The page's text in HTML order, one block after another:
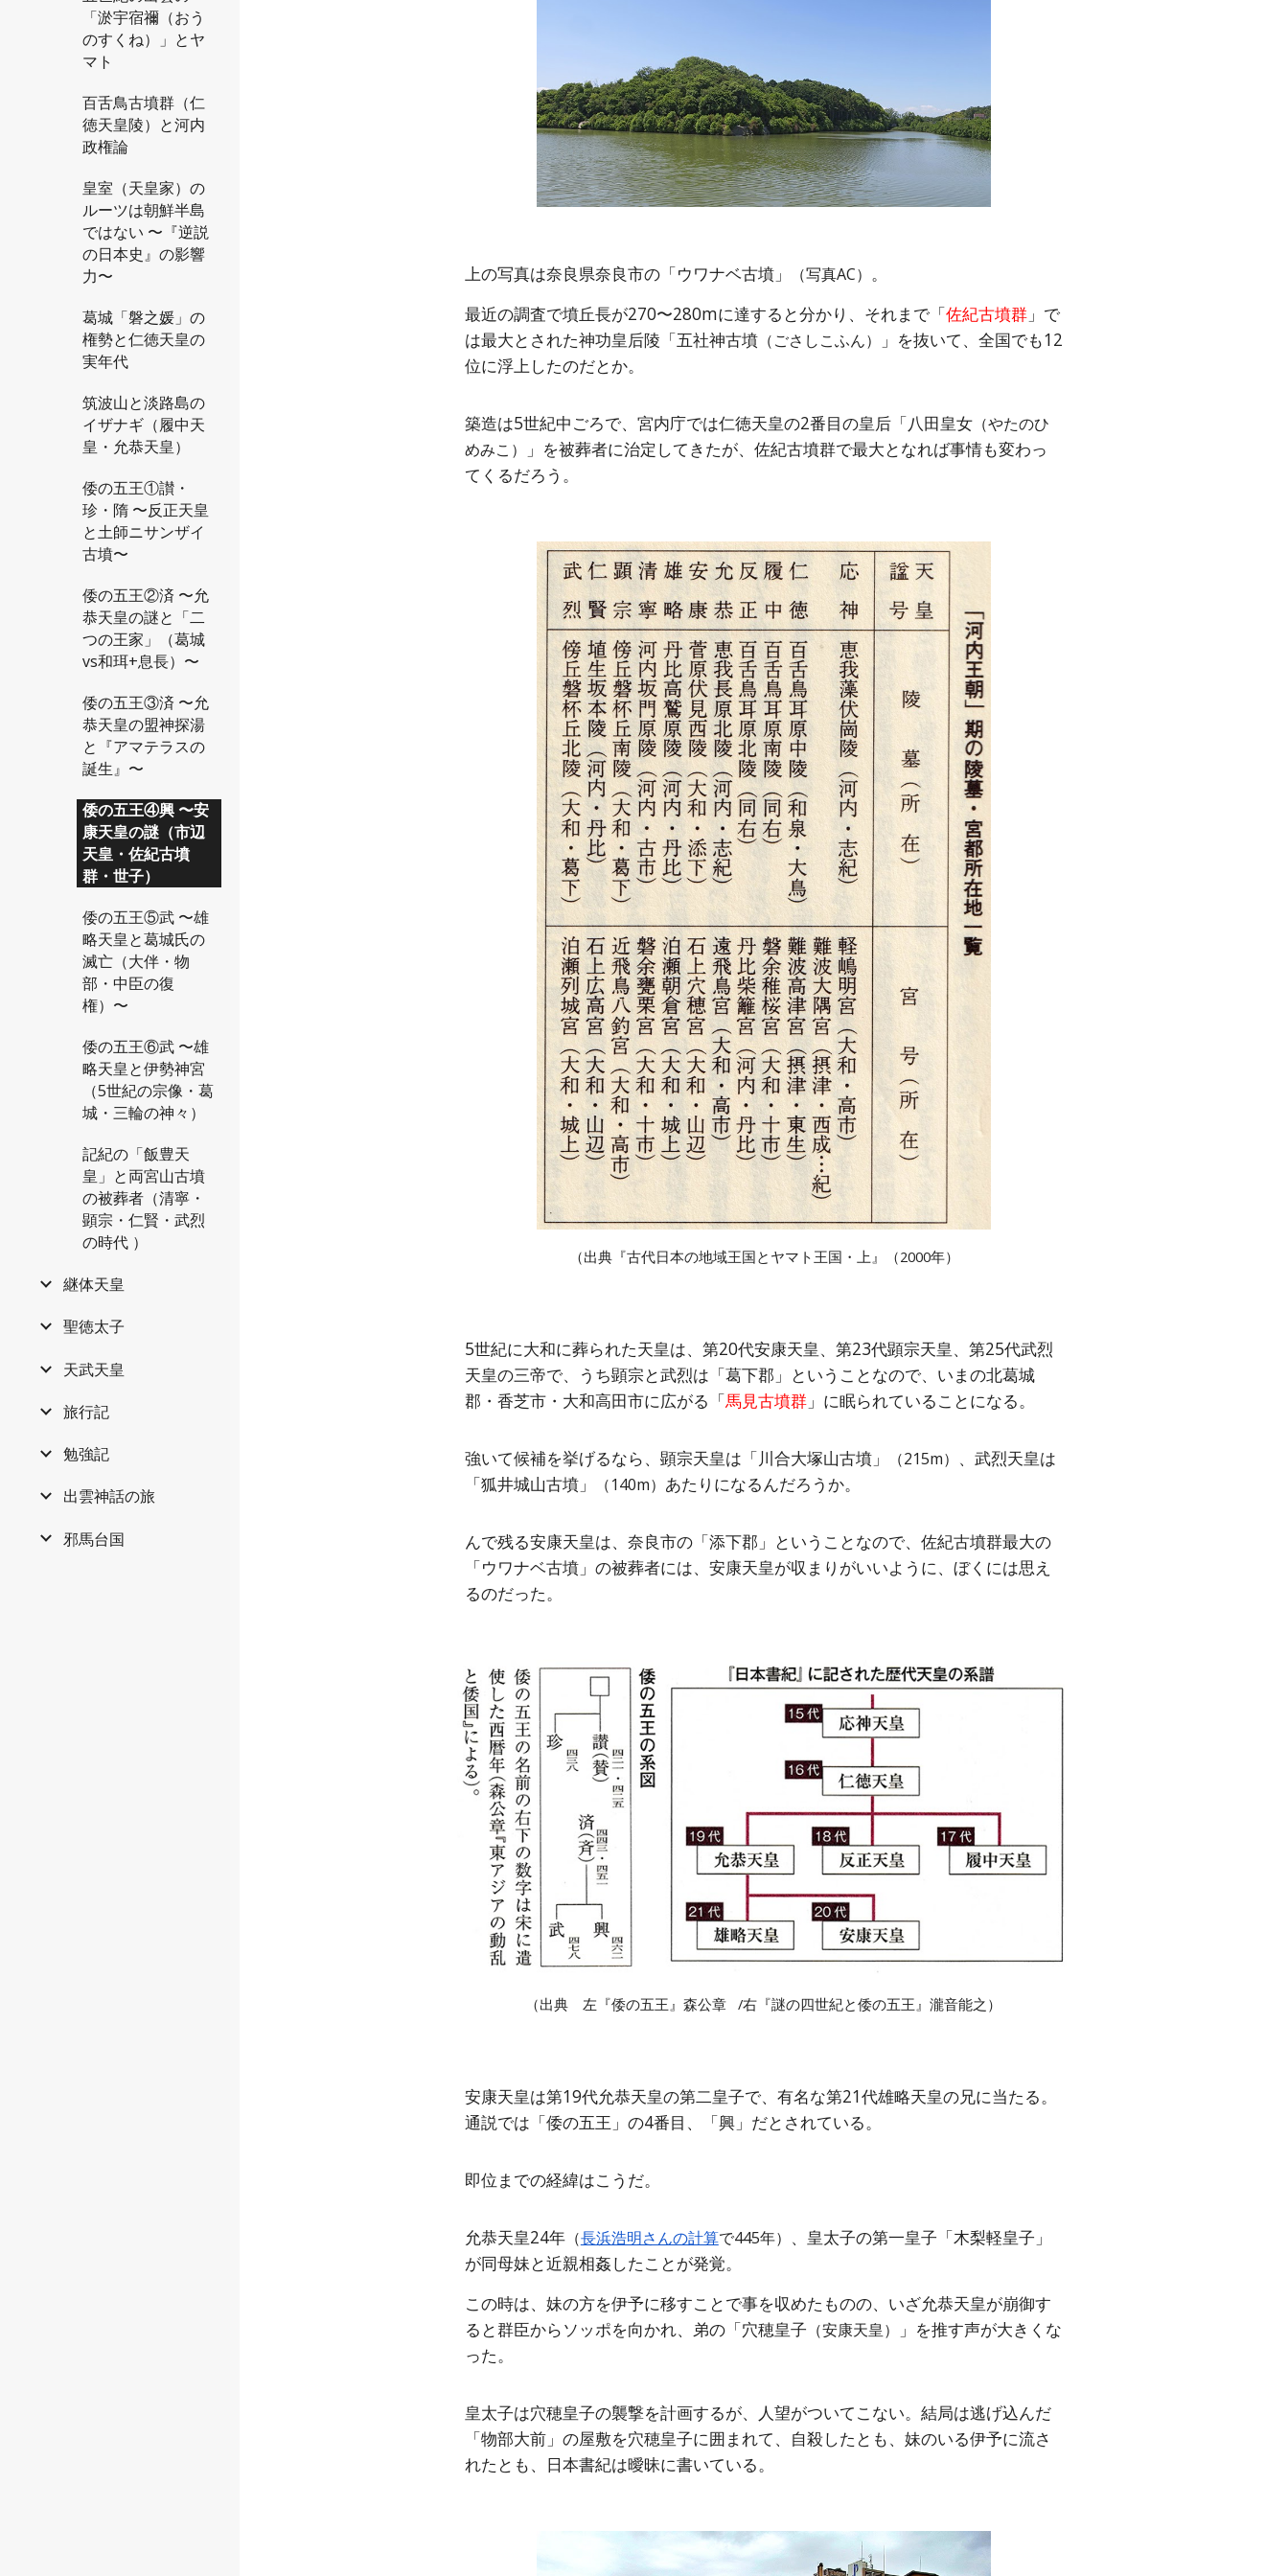
「淤宇宿禰（おう
のすくね）」とヤ
マト
百舌鳥古墳群（仁
徳天皇陵）と河内
政権論
皇室（天皇家）の
ルーツは朝鮮半島
ではない 〜『逆説
の日本史』の影響
力〜
葛城「磐之媛」の
権勢と仁徳天皇の
実年代
筑波山と淡路島の
イザナギ（履中天
皇・允恭天皇）
倭の五王①讃・
珍・隋 〜反正天皇
と土師ニサンザイ
古墳〜
倭の五王②済 〜允
恭天皇の謎と「二
つの王家」（葛城
vs和珥+息長）〜
倭の五王③済 〜允
恭天皇の盟神探湯
と『アマテラスの
誕生』〜
倭の五王④興 〜安
康天皇の謎（市辺
天皇・佐紀古墳
群・世子）
倭の五王⑤武 〜雄
略天皇と葛城氏の
滅亡（大伴・物
部・中臣の復
権）〜
倭の五王⑥武 〜雄
略天皇と伊勢神宮
（5世紀の宗像・葛
城・三輪の神々）
記紀の「飯豊天
皇」と両宮山古墳
の被葬者（清寧・
顕宗・仁賢・武烈
の時代 ）
継体天皇
聖徳太子
天武天皇
旅行記
勉強記
出雲神話の旅
邪馬台国
上の写真は奈良県奈良市の「ウワナベ古墳」 （写真AC） 。
最近の調査で墳丘長が270〜280mに達すると分かり、それまで「佐紀古墳群」で
は最大とされた神功皇后陵「五社神古墳（ごさしこふん）
」を抜いて、全国でも12
位に浮上したのだとか。
築造は5世紀中ごろで、宮内庁では仁徳天皇の2番目の皇后「八田皇女（やたのひ
めみこ）
」を被葬者に治定してきたが、佐紀古墳群で最大となれば事情も変わっ
てくるだろう。
（出典『古代日本の地域王国とヤマト王国・上』（2000年）
5世紀に大和に葬られた天皇は、第20代安康天皇、第23代顕宗天皇、第25代武烈
天皇の三帝で、うち顕宗と武烈は「葛下郡」ということなので、いまの北葛城
郡・香芝市・大和高田市に広がる「馬見古墳群」に眠られていることになる。
強いて候補を挙げるなら、顕宗天皇は「川合大塚山古墳」 （215m） 、武烈天皇は
「狐井城山古墳」
（140m） あたりになるんだろうか。
んで残る安康天皇は、奈良市の「添下郡」ということなので、佐紀古墳群最大の
「ウワナベ古墳」の被葬者には、安康天皇が収まりがいいように、ぼくには思え
るのだった。
（出典 左『倭の五王』森公章 /右『謎の四世紀と倭の五王』瀧音能之）
安康天皇は第19代允恭天皇の第二皇子で、有名な第21代雄略天皇の兄に当たる。
通説では「倭の五王」の4番目、「興」だとされている。
即位までの経緯はこうだ。
允恭天皇24年（長浜浩明さんの計算で445年） 、皇太子の第一皇子「木梨軽皇子」
が同母妹と近親相姦したことが発覚。
この時は、妹の方を伊予に移すことで事を収めたものの、いざ允恭天皇が崩御す
ると群臣からソッポを向かれ、弟の「穴穂皇子 （安康天皇）
」を推す声が大きくな
った。
皇太子は穴穂皇子の襲撃を計画するが、人望がついてこない。結局は逃げ込んだ
「物部大前」の屋敷を穴穂皇子に囲まれて、自殺したとも、妹のいる伊予に流さ
れたとも、日本書紀は曖昧に書いている。